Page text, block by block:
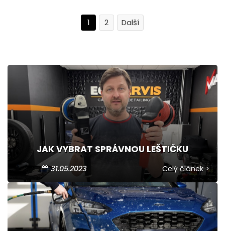
1 2
JAK VYBRAT SPRÁVNOU LEŠTIČKU
31.05.2023 Celý článek >